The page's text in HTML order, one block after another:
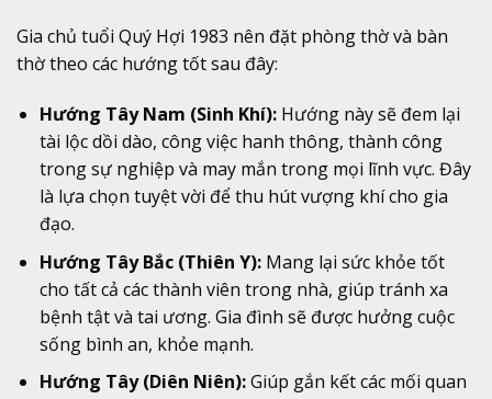
Gia chủ tuổi Quý Hợi 1983 nên đặt phòng thờ và bàn
thờ theo các hướng tốt sau đây:
Hướng Tây Nam (Sinh Khí):Hướng này sẽ đem lại
tài lộc dồi dào, công việc hanh thông, thành công
trong sự nghiệp và may mắn trong mọi lĩnh vực. Đây
là lựa chọn tuyệt vời để thu hút vượng khí cho gia
đạo.
Hướng Tây Bắc (Thiên Y):Mang lại sức khỏe tốt
cho tất cả các thành viên trong nhà, giúp tránh xa
bệnh tật và tai ương. Gia đình sẽ được hưởng cuộc
sống bình an, khỏe mạnh.
Hướng Tây (Diên Niên):Giúp gắn kết các mối quan